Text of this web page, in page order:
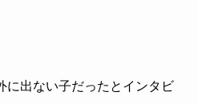
に出ない子だったとインタビ